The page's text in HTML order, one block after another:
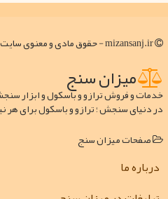
میزان سنج
خدمات و فروش ترازو و باسکول و ابزار
در دنیای سنجش ؛ ترازو و باسکول برای هر
صفحات میزان سنج
درباره ما